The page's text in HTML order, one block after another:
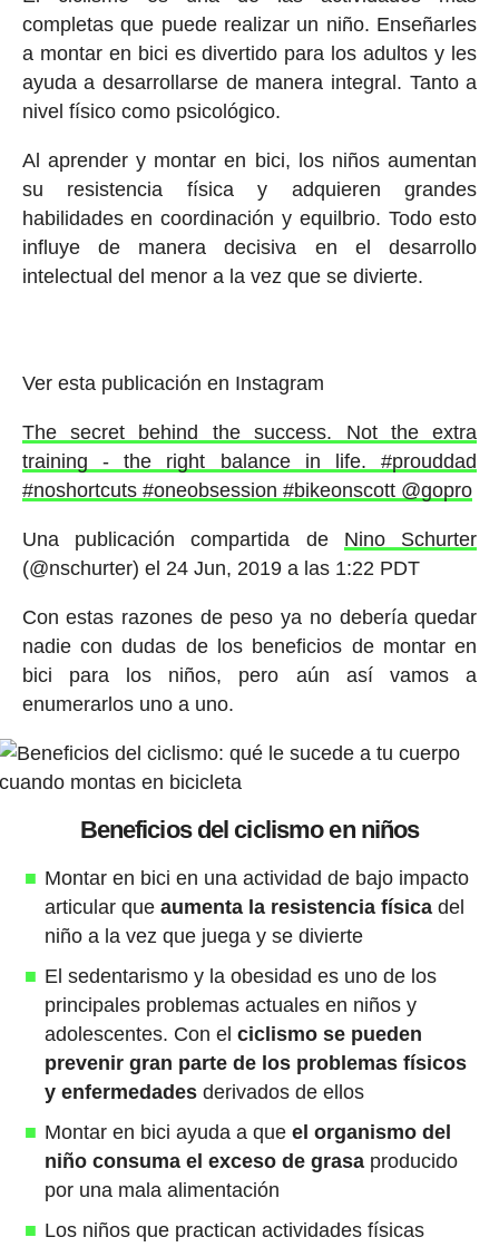
completas que puede realizar un niño. Enseñarles
a montar en bici es divertido para los adultos y les
ayuda a desarrollarse de manera integral. Tanto a
nivel físico como psicológico.
Al aprender y montar en bici, los niños aumentan
su resistencia física y adquieren grandes
habilidades en coordinación y equilbrio. Todo esto
influye de manera decisiva en el desarrollo
intelectual del menor a la vez que se divierte.
Ver esta publicación en Instagram
The secret behind the success. Not the extra
training - the right balance in life. #prouddad
#noshortcuts #oneobsession #bikeonscott @gopro
Una publicación compartida de Nino Schurter
(@nschurter) el 24 Jun, 2019 a las 1:22 PDT
Con estas razones de peso ya no debería quedar
nadie con dudas de los beneficios de montar en
bici para los niños, pero aún así vamos a
enumerarlos uno a uno.
Beneficios del ciclismo en niños
Montar en bici en una actividad de bajo impacto
articular que aumenta la resistencia físicadel
niño a la vez que juega y se divierte
El sedentarismo y la obesidad es uno de los
principales problemas actuales en niños y
adolescentes. Con el ciclismo se pueden
prevenir gran parte de los problemas físicos
y enfermedadesderivados de ellos
Montar en bici ayuda a queel organismo del
niño consuma el exceso de grasaproducido
por una mala alimentación
Los niños que practican actividades físicas